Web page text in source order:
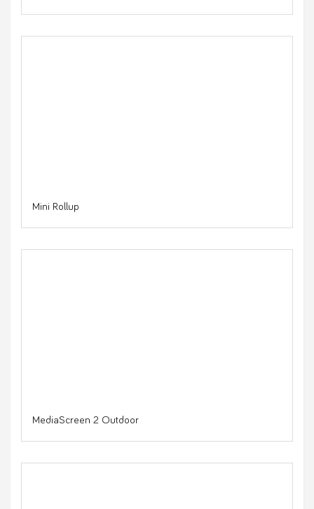
Mini Rollup
MediaScreen 2 Outdoor